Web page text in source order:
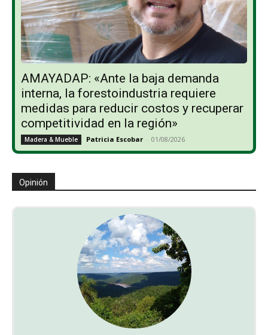
AMAYADAP: «Ante la baja demanda
interna, la forestoindustria requiere
medidas para reducir costos y recuperar
competitividad en la región»
Madera & Mueble Patricia Escobar - 01/08/2026
Opinión